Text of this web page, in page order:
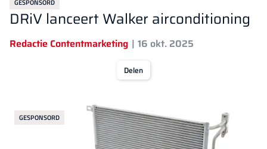
GESPONSORD
DRiV lanceert Walker airconditioning
Redactie Contentmarketing 16 okt. 2025
Delen
GESPONSORD